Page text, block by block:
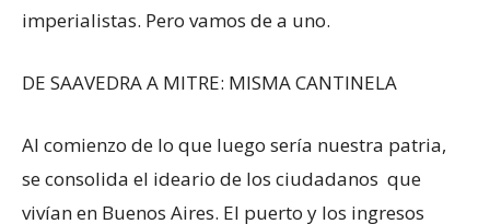
imperialistas. Pero vamos de a uno.
DE SAAVEDRA A MITRE: MISMA CANTINELA
Al comienzo de lo que luego sería nuestra patria,
se consolida el ideario de los ciudadanos que
vivían en Buenos Aires. El puerto y los ingresos